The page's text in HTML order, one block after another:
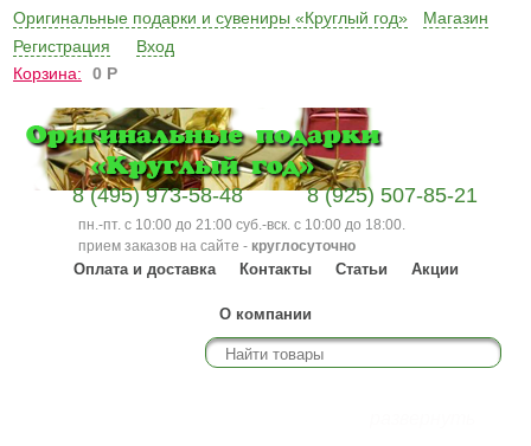
Оригинальные подарки и сувениры «Круглый год»
Магазин
Регистрация
Вход
Корзина:
0 Р
8 (495) 973-58-48 8 (925) 507-85-21
пн.-пт. с 10:00 до 21:00 суб.-вск. с 10:00 до 18:00.
прием заказов на сайте - круглосуточно
Оплата и доставка Контакты Статьи Акции
О компании